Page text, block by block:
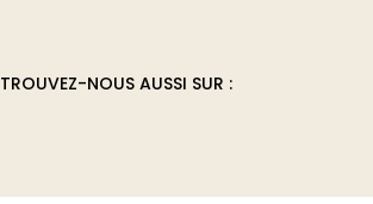
la
NOUS AUSSI SUR :